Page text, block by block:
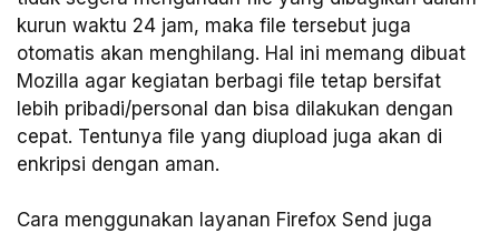
kurun waktu 24 jam, maka file tersebut juga
otomatis akan menghilang. Hal ini memang dibuat
Mozilla agar kegiatan berbagi file tetap bersifat
lebih pribadi/personal dan bisa dilakukan dengan
cepat. Tentunya file yang diupload juga akan di
enkripsi dengan aman.
Cara menggunakan layanan Firefox Send juga